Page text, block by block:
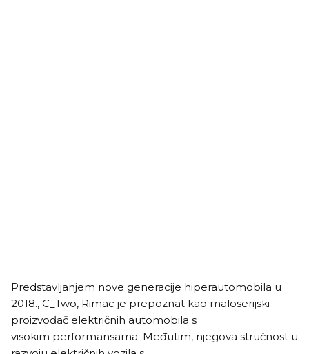
Predstavljanjem nove generacije hiperautomobila u
2018., C_Two, Rimac je prepoznat kao maloserijski
proizvođač električnih automobila s
visokim performansama. Međutim, njegova stručnost u